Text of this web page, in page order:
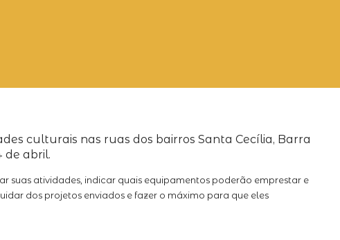
culturais nas ruas dos bairros Santa Cecília, Barra
de abril.
suas atividades, indicar quais equipamentos poderão emprestar e
dos projetos enviados e fazer o máximo para que eles